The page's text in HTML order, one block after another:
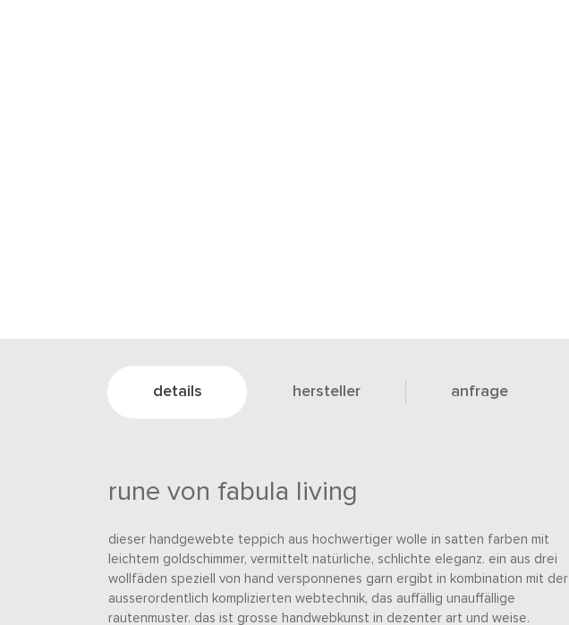
details hersteller anfrage
rune von fabula living
dieser handgewebte teppich aus hochwertiger wolle in satten farben mit
leichtem goldschimmer, vermittelt natürliche, schlichte eleganz. ein aus drei
wollfäden speziell von hand versponnenes garn ergibt in kombination mit der
ausserordentlich komplizierten webtechnik, das auffällig unauffällige
rautenmuster. das ist grosse handwebkunst in dezenter art und weise.